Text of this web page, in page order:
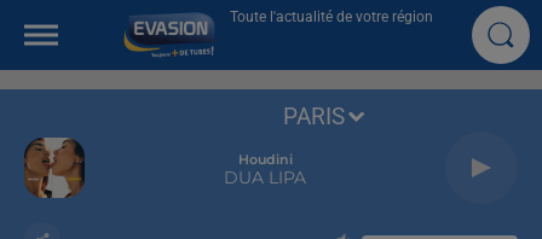
Toute l'actualité de votre région
Houdini
DUA LIPA
PARIS